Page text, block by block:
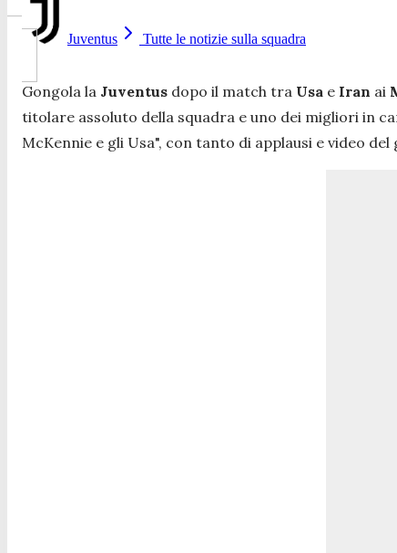
Juventus Tutte le notizie sulla squadra
Gongola la Juventus dopo il match tra Usa e Iran ai
titolare assoluto della squadra e uno dei migliori in
McKennie e gli Usa", con tanto di applausi e video